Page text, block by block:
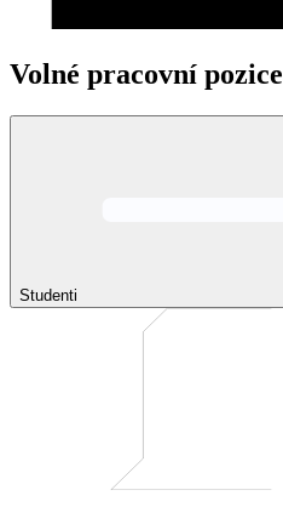
Volné pracovní pozice
Studenti